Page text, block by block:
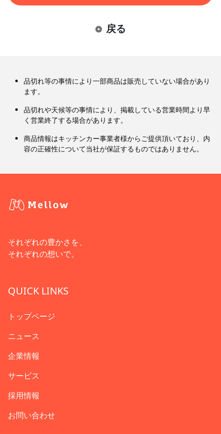
戻る
品切れ等の事情により一部商品は販売していない場合があり
ます。
品切れや天候等の事情により、掲載している営業時間より早
く営業終了する場合があります。
商品情報はキッチンカー事業者様からご提供頂いており、内
容の正確性について当社が保証するものではありません。
それぞれの豊かさを、
それぞれの想いで。
QUICK LINKS
トップページ
ニュース
企業情報
サービス
採用情報
お問い合わせ